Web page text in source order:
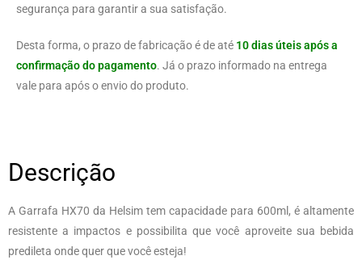
segurança para garantir a sua satisfação.
Desta forma, o prazo de fabricação é de até 10 dias úteis após a
confirmação do pagamento. Já o prazo informado na entrega
vale para após o envio do produto.
Descrição
A Garrafa HX70 da Helsim tem capacidade para 600ml, é altamente
resistente a impactos e possibilita que você aproveite sua bebida
predileta onde quer que você esteja!